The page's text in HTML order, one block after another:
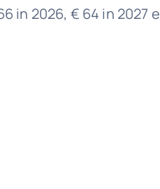
in 2026, € 64 in 2027